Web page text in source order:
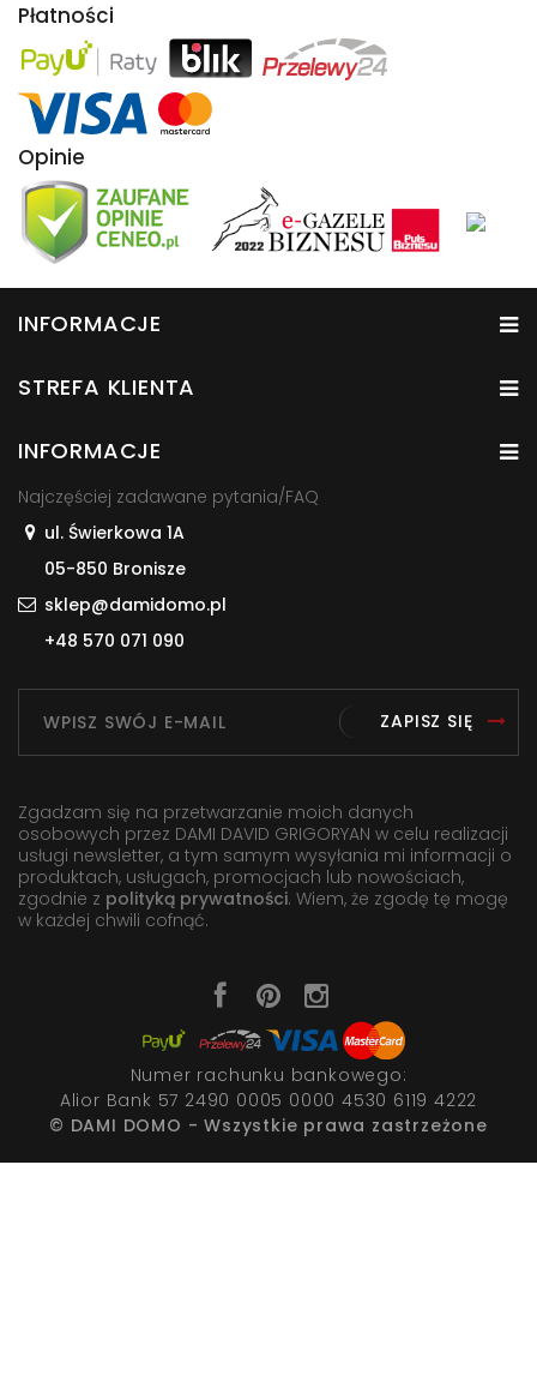
Płatności
Opinie
INFORMACJE
STREFA KLIENTA
INFORMACJE
Najczęściej zadawane pytania/FAQ
ul. Świerkowa 1A
05-850 Bronisze
sklep@damidomo.pl
+48 570 071 090
ZAPISZ SIĘ
Zgadzam się na przetwarzanie moich danych
osobowych przez DAMI DAVID GRIGORYAN w celu realizacji
usługi newsletter, a tym samym wysyłania mi informacji o
produktach, usługach, promocjach lub nowościach,
zgodnie z polityką prywatności. Wiem, że zgodę tę mogę
w każdej chwili cofnąć.
Numer rachunku bankowego:
Alior Bank 57 2490 0005 0000 4530 6119 4222
© DAMI DOMO - Wszystkie prawa zastrzeżone